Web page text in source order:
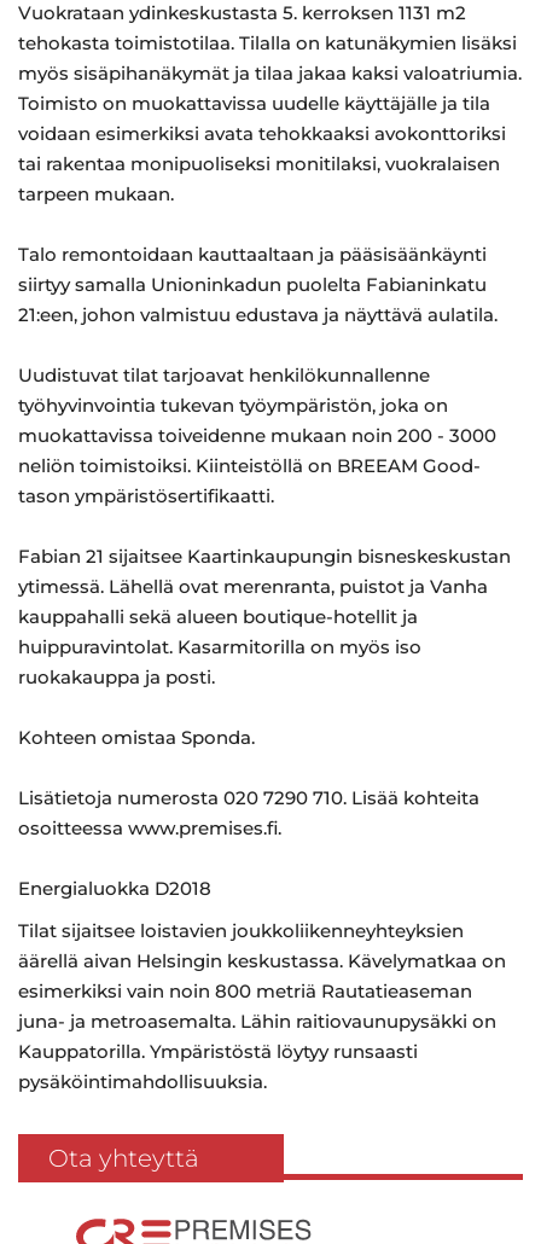
Vuokrataan ydinkeskustasta 5. kerroksen 1131 m2
tehokasta toimistotilaa. Tilalla on katunäkymien lisäksi
myös sisäpihanäkymät ja tilaa jakaa kaksi valoatriumia.
Toimisto on muokattavissa uudelle käyttäjälle ja tila
voidaan esimerkiksi avata tehokkaaksi avokonttoriksi
tai rakentaa monipuoliseksi monitilaksi, vuokralaisen
tarpeen mukaan.
Talo remontoidaan kauttaaltaan ja pääsisäänkäynti
siirtyy samalla Unioninkadun puolelta Fabianinkatu
21:een, johon valmistuu edustava ja näyttävä aulatila.
Uudistuvat tilat tarjoavat henkilökunnallenne
työhyvinvointia tukevan työympäristön, joka on
muokattavissa toiveidenne mukaan noin 200 - 3000
neliön toimistoiksi. Kiinteistöllä on BREEAM Good-
tason ympäristösertifikaatti.
Fabian 21 sijaitsee Kaartinkaupungin bisneskeskustan
ytimessä. Lähellä ovat merenranta, puistot ja Vanha
kauppahalli sekä alueen boutique-hotellit ja
huippuravintolat. Kasarmitorilla on myös iso
ruokakauppa ja posti.
Kohteen omistaa Sponda.
Lisätietoja numerosta 020 7290 710. Lisää kohteita
osoitteessa www.premises.fi.
Energialuokka D2018
Tilat sijaitsee loistavien joukkoliikenneyhteyksien
äärellä aivan Helsingin keskustassa. Kävelymatkaa on
esimerkiksi vain noin 800 metriä Rautatieaseman
juna- ja metroasemalta. Lähin raitiovaunupysäkki on
Kauppatorilla. Ympäristöstä löytyy runsaasti
pysäköintimahdollisuuksia.
Ota yhteyttä